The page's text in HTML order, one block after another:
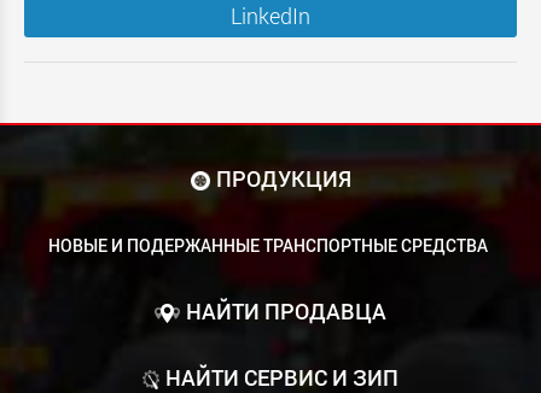
LinkedIn
ПРОДУКЦИЯ
НОВЫЕ И ПОДЕРЖАННЫЕ ТРАНСПОРТНЫЕ СРЕДСТВА
НАЙТИ ПРОДАВЦА
НАЙТИ СЕРВИС И ЗИП